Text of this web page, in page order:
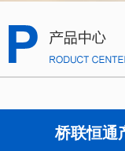
桥联恒通